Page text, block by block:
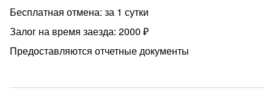
__
Бронируйте прямо сейчас!
возраст 25+
Бесплатная отмена: за 1 сутки
Залог на время заезда: 2000 ₽
Предоставляются отчетные документы